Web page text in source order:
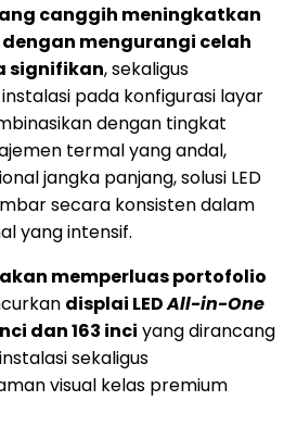
canggih meningkatkan
mengurangi celah
signifikan, sekaligus
pada konfigurasi layar
dengan tingkat
termal yang andal,
jangka panjang, solusi LED
secara konsisten dalam
yang intensif.
akan memperluas portofolio
displai LEDAll-in-One
dan 163 inci yang dirancang
sekaligus
visual kelas premium